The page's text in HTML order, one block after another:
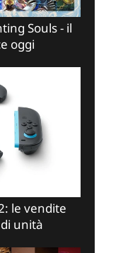
Souls - il
oggi
le vendite
unità